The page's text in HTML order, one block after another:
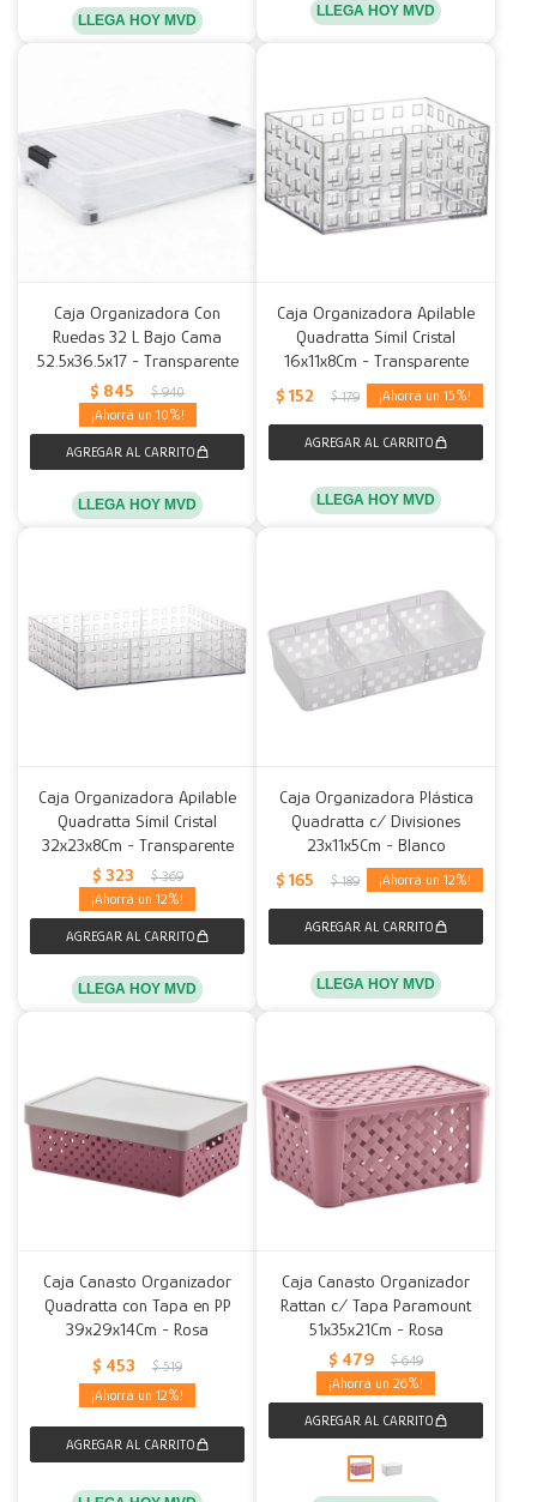
LLEGA HOY MVD
LLEGA HOY MVD
Caja Organizadora Con
Ruedas 32 L Bajo Cama
52.5x36.5x17 - Transparente
$ 845 $ 940
10
LLEGA HOY MVD
Caja Organizadora Apilable
Quadratta Símil Cristal
16x11x8Cm - Transparente
$ 152 $ 179 15
LLEGA HOY MVD
Caja Organizadora Apilable
Quadratta Símil Cristal
32x23x8Cm - Transparente
$ 323 $ 369
12
LLEGA HOY MVD
Caja Organizadora Plástica
Quadratta c/ Divisiones
23x11x5Cm - Blanco
$ 165 $ 189 12
LLEGA HOY MVD
Caja Canasto Organizador
Quadratta con Tapa en PP
39x29x14Cm - Rosa
$ 453 $ 519
12
Caja Canasto Organizador
Rattan c/ Tapa Paramount
51x35x21Cm - Rosa
$ 479 $ 649
26